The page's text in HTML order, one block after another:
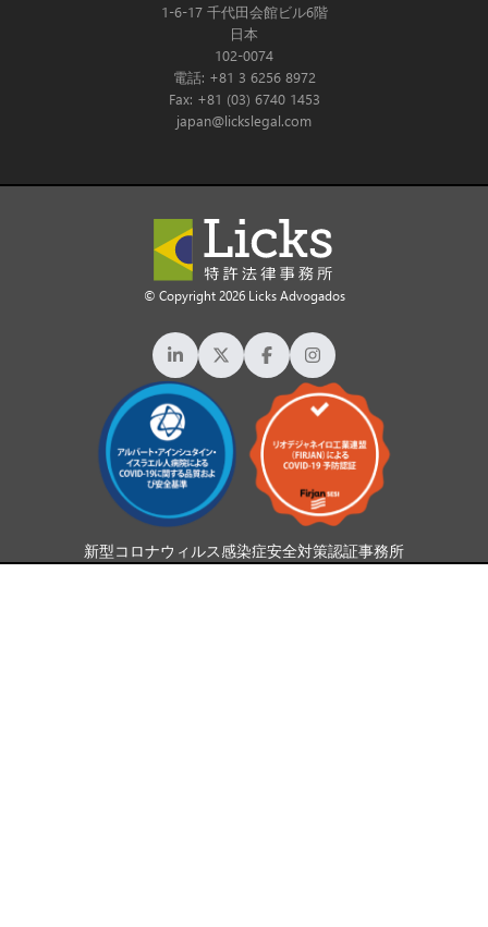
1-6-17 千代田会館ビル6階
日本
102-0074
電話: +81 3 6256 8972
Fax: +81 (03) 6740 1453
japan@lickslegal.com
© Copyright 2026 Licks Advogados
新型コロナウィルス感染症安全対策認証事務所